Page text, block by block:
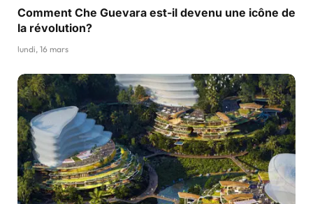
Comment Che Guevara est-il devenu une icône de
la révolution?
lundi, 16 mars